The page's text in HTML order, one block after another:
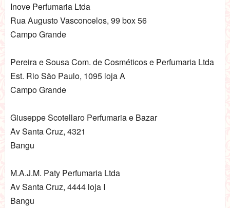
Inove Perfumaria Ltda
Rua Augusto Vasconcelos, 99 box 56
Campo Grande
Pereira e Sousa Com. de Cosméticos e Perfumaria Ltda
Est. Rio São Paulo, 1095 loja A
Campo Grande
Giuseppe Scotellaro Perfumaria e Bazar
Av Santa Cruz, 4321
Bangu
M.A.J.M. Paty Perfumaria Ltda
Av Santa Cruz, 4444 loja I
Bangu